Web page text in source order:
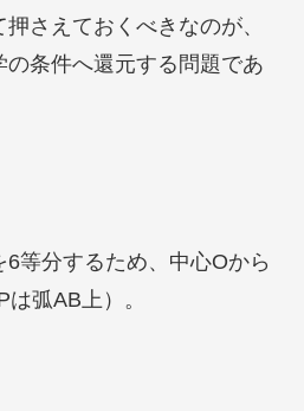
さえておくべきなのが、
の条件へ還元する問題であ
等分するため、中心Oから
弧AB上）。